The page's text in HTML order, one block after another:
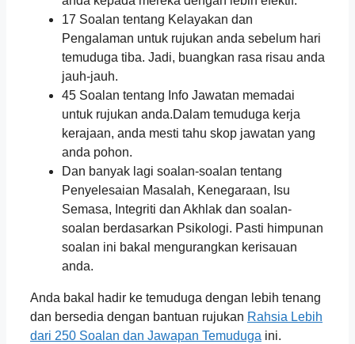
17 Soalan tentang Kelayakan dan
Pengalaman untuk rujukan anda sebelum hari
temuduga tiba. Jadi, buangkan rasa risau anda
jauh-jauh.
45 Soalan tentang Info Jawatan memadai
untuk rujukan anda.Dalam temuduga kerja
kerajaan, anda mesti tahu skop jawatan yang
anda pohon.
Dan banyak lagi soalan-soalan tentang
Penyelesaian Masalah, Kenegaraan, Isu
Semasa, Integriti dan Akhlak dan soalan-
soalan berdasarkan Psikologi. Pasti himpunan
soalan ini bakal mengurangkan kerisauan
anda.
Anda bakal hadir ke temuduga dengan lebih tenang
dan bersedia dengan bantuan rujukan Rahsia Lebih
dari 250 Soalan dan Jawapan Temuduga ini.